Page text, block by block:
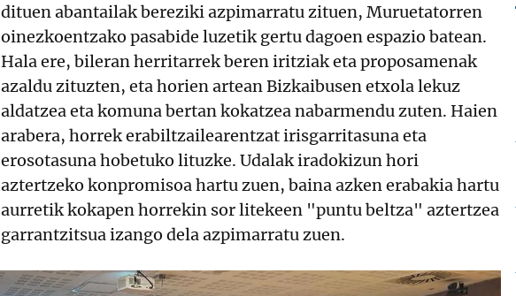
dituen abantailak bereziki azpimarratu zituen, Muruetatorren
oinezkoentzako pasabide luzetik gertu dagoen espazio batean.
Hala ere, bileran herritarrek beren iritziak eta proposamenak
azaldu zituzten, eta horien artean Bizkaibusen etxola lekuz
aldatzea eta komuna bertan kokatzea nabarmendu zuten. Haien
arabera, horrek erabiltzailearentzat irisgarritasuna eta
erosotasuna hobetuko lituzke. Udalak iradokizun hori
aztertzeko konpromisoa hartu zuen, baina azken erabakia hartu
aurretik kokapen horrekin sor litekeen "puntu beltza" aztertzea
garrantzitsua izango dela azpimarratu zuen.